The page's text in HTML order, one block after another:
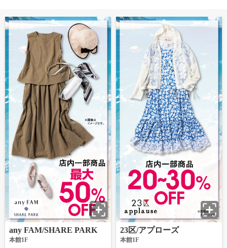
any FAM/SHARE PARK
本館1F
23区/アプローズ
本館1F